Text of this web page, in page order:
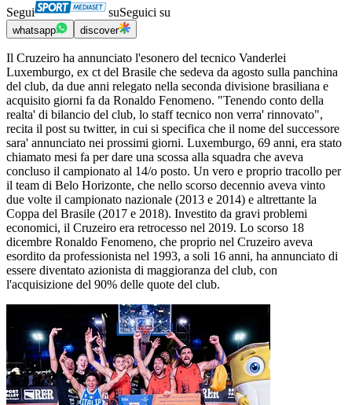
Segui suSeguici su
whatsapp discover
Il Cruzeiro ha annunciato l'esonero del tecnico Vanderlei
Luxemburgo, ex ct del Brasile che sedeva da agosto sulla panchina
del club, da due anni relegato nella seconda divisione brasiliana e
acquisito giorni fa da Ronaldo Fenomeno. "Tenendo conto della
realta' di bilancio del club, lo staff tecnico non verra' rinnovato",
recita il post su twitter, in cui si specifica che il nome del successore
sara' annunciato nei prossimi giorni. Luxemburgo, 69 anni, era stato
chiamato mesi fa per dare una scossa alla squadra che aveva
concluso il campionato al 14/o posto. Un vero e proprio tracollo per
il team di Belo Horizonte, che nello scorso decennio aveva vinto
due volte il campionato nazionale (2013 e 2014) e altrettante la
Coppa del Brasile (2017 e 2018). Investito da gravi problemi
economici, il Cruzeiro era retrocesso nel 2019. Lo scorso 18
dicembre Ronaldo Fenomeno, che proprio nel Cruzeiro aveva
esordito da professionista nel 1993, a soli 16 anni, ha annunciato di
essere diventato azionista di maggioranza del club, con
l'acquisizione del 90% delle quote del club.